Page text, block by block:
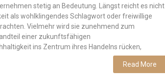
stetig an Bedeutung. Längst reicht es nicht
als wohlklingendes Schlagwort oder freiwillige
Vielmehr wird sie zunehmend zum
einer zukunftsfähigen
ins Zentrum ihres Handelns rücken,
Read More